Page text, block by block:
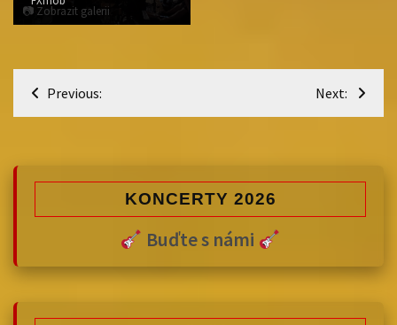
Navigace
pro
Previous: Next:
KONCERTY 2026
Buďte s námi